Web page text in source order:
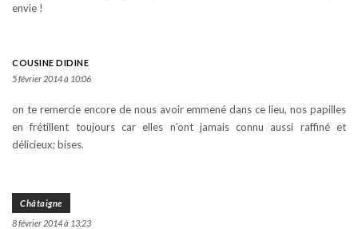
envie !
COUSINE DIDINE
5 février 2014 à 10:06
on te remercie encore de nous avoir emmené dans ce lieu, nos papilles
en frétillent toujours car elles n’ont jamais connu aussi raffiné et
délicieux; bises.
Châtaigne
8 février 2014 à 13:23